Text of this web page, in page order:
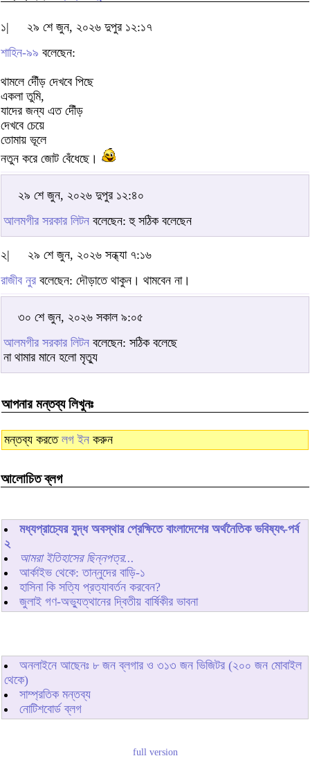
১|
২৯ শে জুন, ২০২৬ দুপুর ১২:১৭
শাহিন-৯৯ বলেছেন:
থামলে দেীঁড় দেখবে পিছে
একলা তুমি,
যাদের জন্য এত দেীঁড়
দেখবে চেয়ে
তোমায় ভূলে
নতুন করে জোট বেঁধেছে।
২৯ শে জুন, ২০২৬ দুপুর ১২:৪০
আলমগীর সরকার লিটন বলেছেন: হু সঠিক বলেছেন
২|
২৯ শে জুন, ২০২৬ সন্ধ্যা ৭:১৬
রাজীব নুর বলেছেন: দৌড়াতে থাকুন। থামবেন না।
৩০ শে জুন, ২০২৬ সকাল ৯:০৫
আলমগীর সরকার লিটন বলেছেন: সঠিক বলেছে
না থামার মানে হলো মৃত্যু
আপনার মন্তব্য লিখুনঃ
মন্তব্য করতে লগ ইন করুন
আলোচিত ব্লগ
মধ্যপ্রাচ্যের যুদ্ধ অবস্থার প্রেক্ষিতে বাংলাদেশের অর্থনৈতিক ভবিষ্যৎ-পর্ব
২
আমরা ইতিহাসের ছিন্নপত্র...
আর্কাইভ থেকে: তান্নুদের বাড়ি-১
হাসিনা কি সত্যি প্রত্যাবর্তন করবেন?
জুলাই গণ-অভ্যুত্থানের দ্বিতীয় বার্ষিকীর ভাবনা
অনলাইনে আছেনঃ ৮জন ব্লগার ও ৩১৩ জন ভিজিটর (২০০ জন মোবাইল
থেকে)
সাম্প্রতিক মন্তব্য
নোটিশবোর্ড ব্লগ
full version